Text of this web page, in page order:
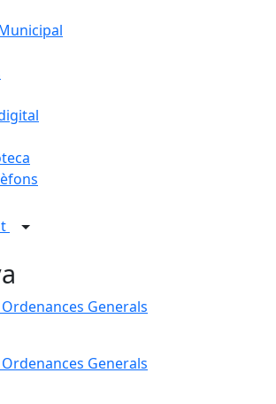
Generals
Generals